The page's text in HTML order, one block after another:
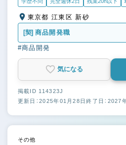
東京都 江東区 新砂
[契] 商品開発職
#商品開発
気になる
掲載ID 114323J
更新日：2025年01月28日終了日：2027
その他